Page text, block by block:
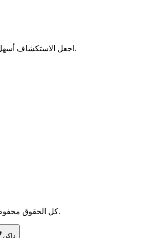
اجعل الاستكشاف أسهل، واجعل الحياة أكثر ثراءً.
© 2025 ACETest.me. كل الحقوق محفوظة.
داكن